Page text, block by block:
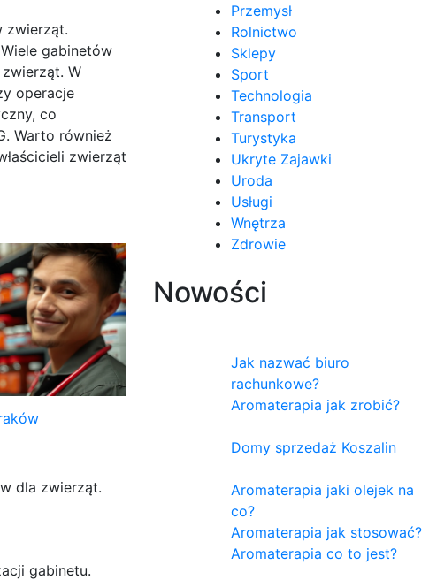
zwierząt.
gabinetów
W
operacje
co
Warto również
zwierząt
dla zwierząt.
gabinetu.
Przemysł
Rolnictwo
Sklepy
Sport
Technologia
Transport
Turystyka
Ukryte Zajawki
Uroda
Usługi
Wnętrza
Zdrowie
Nowości
Jak nazwać biuro
rachunkowe?
Aromaterapia jak zrobić?
Domy sprzedaż Koszalin
Aromaterapia jaki olejek na
co?
Aromaterapia jak stosować?
Aromaterapia co to jest?